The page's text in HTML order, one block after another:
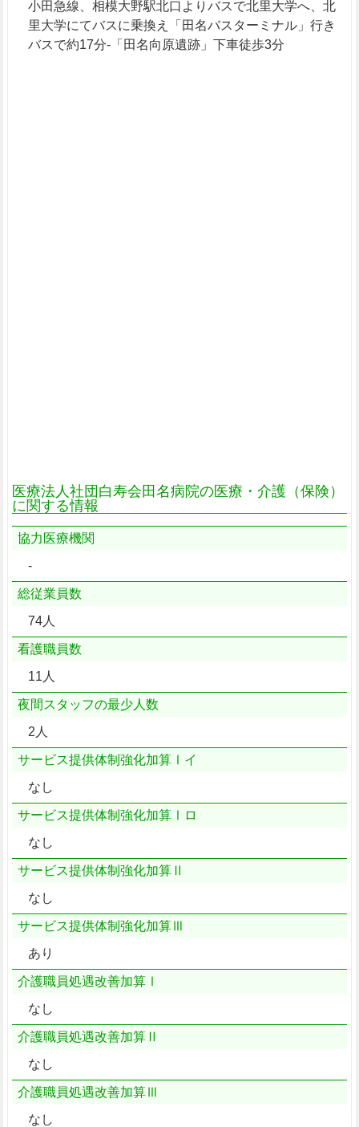
小田急線、相模大野駅北口よりバスで北里大学へ、北
里大学にてバスに乗換え「田名バスターミナル」行き
バスで約17分-「田名向原遺跡」下車徒歩3分
医療法人社団白寿会田名病院の医療・介護（保険）
に関する情報
協力医療機関
-
総従業員数
74人
看護職員数
11人
夜間スタッフの最少人数
2人
サービス提供体制強化加算Ⅰイ
なし
サービス提供体制強化加算Ⅰロ
なし
サービス提供体制強化加算Ⅱ
なし
サービス提供体制強化加算Ⅲ
あり
介護職員処遇改善加算Ⅰ
なし
介護職員処遇改善加算Ⅱ
なし
介護職員処遇改善加算Ⅲ
なし